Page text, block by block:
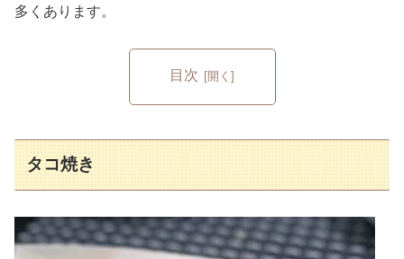
多くあります。
目次
タコ焼き